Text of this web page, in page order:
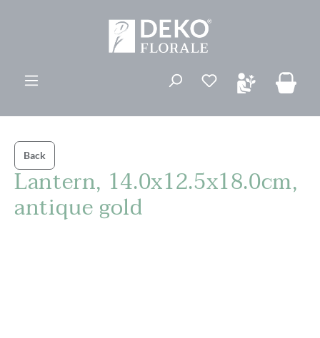
Du har 0
Back
Lantern, 14.0x12.5x18.0cm,
antique gold